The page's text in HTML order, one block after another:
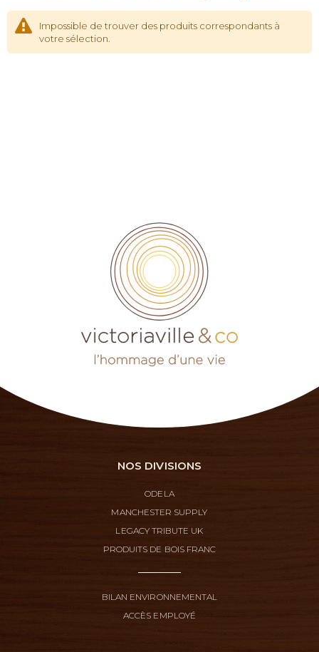
Impossible de trouver des produits correspondants à
votre sélection.
NOS DIVISIONS
ODELA
MANCHESTER SUPPLY
LEGACY TRIBUTE UK
PRODUITS DE BOIS FRANC
BILAN ENVIRONNEMENTAL
ACCÈS EMPLOYÉ